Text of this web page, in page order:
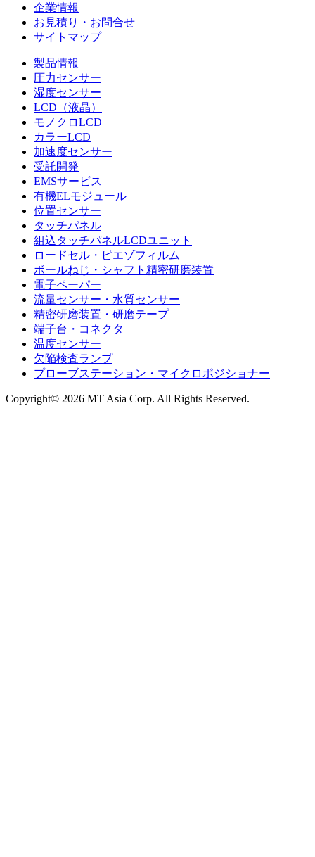
企業情報
お見積り・お問合せ
サイトマップ
製品情報
圧力センサー
湿度センサー
LCD（液晶）
モノクロLCD
カラーLCD
加速度センサー
受託開発
EMSサービス
有機ELモジュール
位置センサー
タッチパネル
組込タッチパネルLCDユニット
ロードセル・ピエゾフィルム
ボールねじ・シャフト精密研磨装置
電子ペーパー
流量センサー・水質センサー
精密研磨装置・研磨テープ
端子台・コネクタ
温度センサー
欠陥検査ランプ
プローブステーション・マイクロポジショナー
Copyright© 2026 MT Asia Corp. All Rights Reserved.